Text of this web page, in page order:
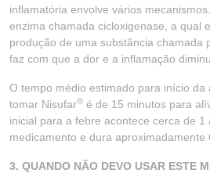
inflamatória envolve vários
enzima chamada cicloxigenase, a qual
produção de uma substância chamada
faz com que a dor e a inflamação
O tempo médio estimado para início da
tomar Nisufar® é de 15 minutos para
inicial para a febre acontece cerca de
medicamento e dura aproximadamente
3. QUANDO NÃO DEVO USAR ESTE